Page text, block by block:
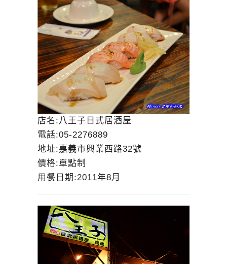
店名:八王子日式居酒屋
電話:05-2276889
地址:嘉義市興業西路32號
價格:單點制
用餐日期:2011年8月